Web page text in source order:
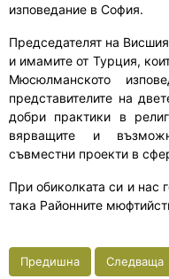
изповедание в София.
Председателят на
и имамите от Турция,
Мюсюлманското
представителите на
добри практики в
вярващите и
съвместни проекти в
При обиколката си и нас
така Районните
Предишна Следваща